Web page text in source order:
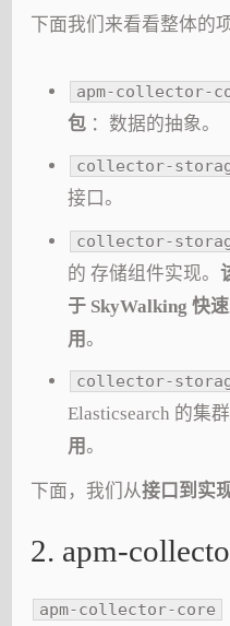
下面我们来看看整体的
apm-collector-
包：数据的抽象。
collector-
接口。
collector-
的 存储组件实现。
于 SkyWalking 快
用。
collector-
Elasticsearch 的集
用。
下面，我们从接口到实
2. apm-
apm-collector-core